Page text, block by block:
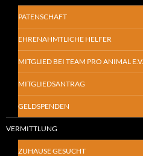
PATENSCHAFT
EHRENAHMTLICHE HELFER
MITGLIED BEI TEAM PRO ANIMAL E.V.
MITGLIEDSANTRAG
GELDSPENDEN
VERMITTLUNG
ZUHAUSE GESUCHT